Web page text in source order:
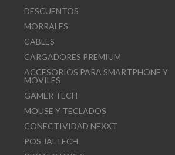
DESCUENTOS
MORRALES
CABLES
CARGADORES PREMIUM
ACCESORIOS PARA SMARTPHONE Y
MOVILES
GAMER TECH
MOUSE Y TECLADOS
CONECTIVIDAD NEXXT
POS JALTECH